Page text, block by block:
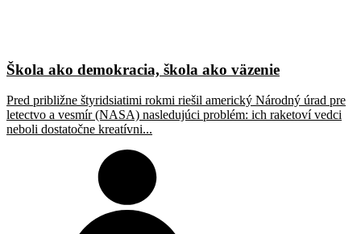
Škola ako demokracia, škola ako väzenie
Pred približne štyridsiatimi rokmi riešil americký Národný úrad pre
letectvo a vesmír (NASA) nasledujúci problém: ich raketoví vedci
neboli dostatočne kreatívni...